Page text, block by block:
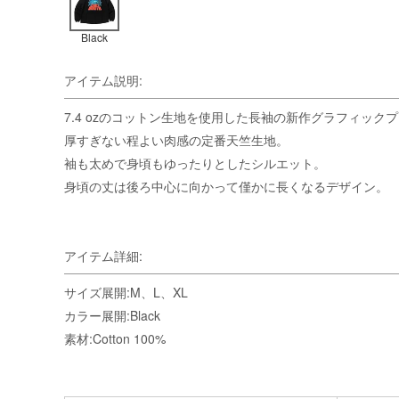
Black
アイテム説明:
7.4 ozのコットン生地を使用した長袖の新作グラフィックプ
厚すぎない程よい肉感の定番天竺生地。
袖も太めで身頃もゆったりとしたシルエット。
身頃の丈は後ろ中心に向かって僅かに長くなるデザイン。
アイテム詳細:
サイズ展開:M、L、XL
カラー展開:Black
素材:Cotton 100%